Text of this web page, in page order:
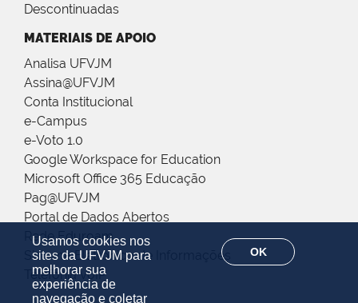
Usamos cookies nos
sites da UFVJM para
melhorar sua
experiência de
navegação e coletar
OK
Descontinuadas
MATERIAIS DE APOIO
Analisa UFVJM
Assina@UFVJM
Conta Institucional
e-Campus
e-Voto 1.0
Google Workspace for Education
Microsoft Office 365 Educação
Pag@UFVJM
Portal de Dados Abertos
Rede Eduroam
Sistema Eletrônico de Informações
Telefonia VoIP